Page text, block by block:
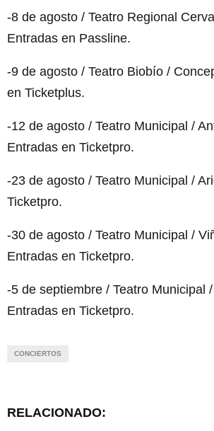
-8 de agosto / Teatro Regional
Entradas en Passline.
-9 de agosto / Teatro Biobío /
en Ticketplus.
-12 de agosto / Teatro Municipal /
Entradas en Ticketpro.
-23 de agosto / Teatro Municipal /
Ticketpro.
-30 de agosto / Teatro Municipal /
Entradas en Ticketpro.
-5 de septiembre / Teatro Municipal
Entradas en Ticketpro.
CONCIERTOS
RELACIONADO: